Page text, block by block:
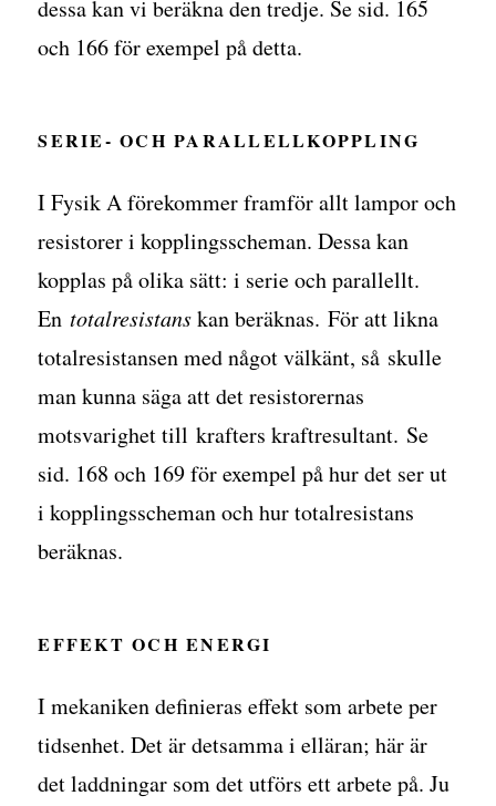
dessa kan vi beräkna den tredje. Se sid. 165
och 166 för exempel på detta.
SERIE- OCH PARALLELLKOPPLING
I Fysik A förekommer framför allt lampor och
resistorer i kopplingsscheman. Dessa kan
kopplas på olika sätt: i serie och parallellt.
Entotalresistanskan beräknas. För att likna
totalresistansen med något välkänt, så skulle
man kunna säga att det resistorernas
motsvarighet till krafters kraftresultant. Se
sid. 168 och 169 för exempel på hur det ser ut
i kopplingsscheman och hur totalresistans
beräknas.
EFFEKT OCH ENERGI
I mekaniken definieras effekt som arbete per
tidsenhet. Det är detsamma i elläran; här är
det laddningar som det utförs ett arbete på. Ju